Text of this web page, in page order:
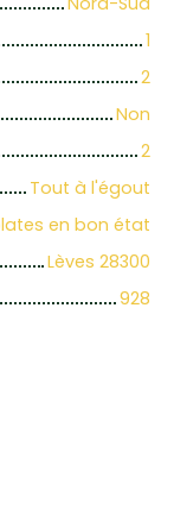
1
2
Non
2
Tout à l'égout
en bon état
Lèves 28300
928